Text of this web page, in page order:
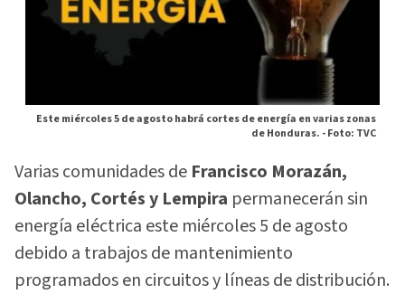
Este miércoles 5 de agosto habrá cortes de energía en varias zonas
de Honduras. -Foto: TVC
Varias comunidades de Francisco Morazán,
Olancho, Cortés y Lempira permanecerán sin
energía eléctrica este miércoles 5 de agosto
debido a trabajos de mantenimiento
programados en circuitos y líneas de distribución.